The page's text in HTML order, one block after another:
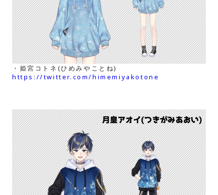
・姫宮コトネ(ひめみやことね)
https://twitter.com/himemiyakotone